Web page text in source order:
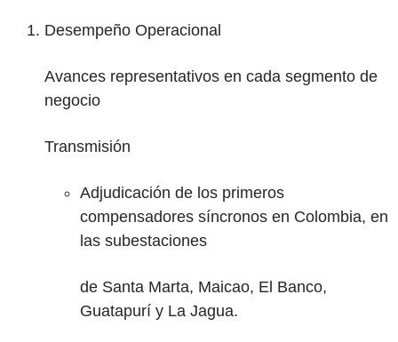
‌Desempeño Operacional
Avances representativos en cada segmento de
negocio
Transmisión
Adjudicación de los primeros
compensadores síncronos en Colombia, en
las subestaciones
de Santa Marta, Maicao, El Banco,
Guatapurí y La Jagua.